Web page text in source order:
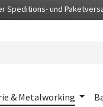
Speditions- und
& Metalworking